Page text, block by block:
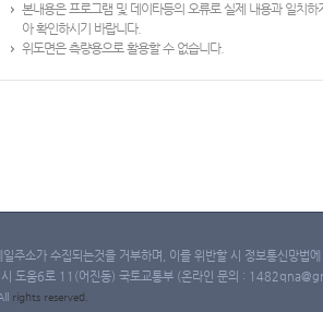
본내용은 프로그램 및 데이타등의 오류로 실제 내용과 일치
아 확인하시기 바랍니다.
위도면은 측량용으로 활용할 수 없습니다.
주소가 수집되는것을 거부하며, 이를 위반할 시 정보통신망법
도움6로 11(어진동) 국토교통부 (온라인 문의 :
rights reserved.